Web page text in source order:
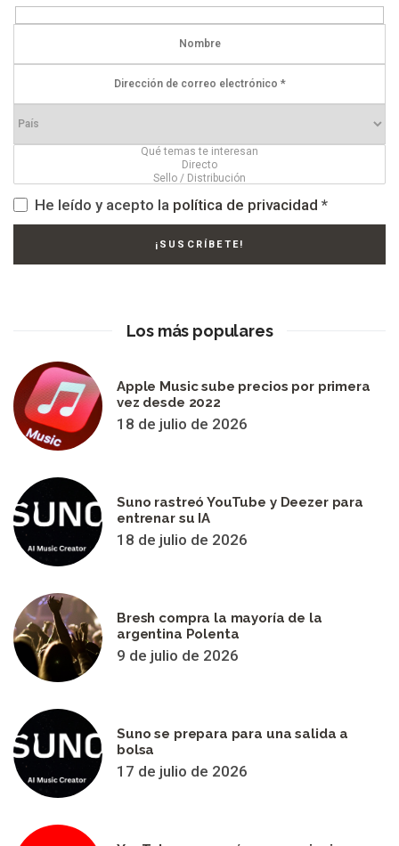
He leído y acepto la política de privacidad *
Los más populares
Apple Music sube precios por primera
vez desde 2022
18 de julio de 2026
Suno rastreó YouTube y Deezer para
entrenar su IA
18 de julio de 2026
Bresh compra la mayoría de la
argentina Polenta
9 de julio de 2026
Suno se prepara para una salida a
bolsa
17 de julio de 2026